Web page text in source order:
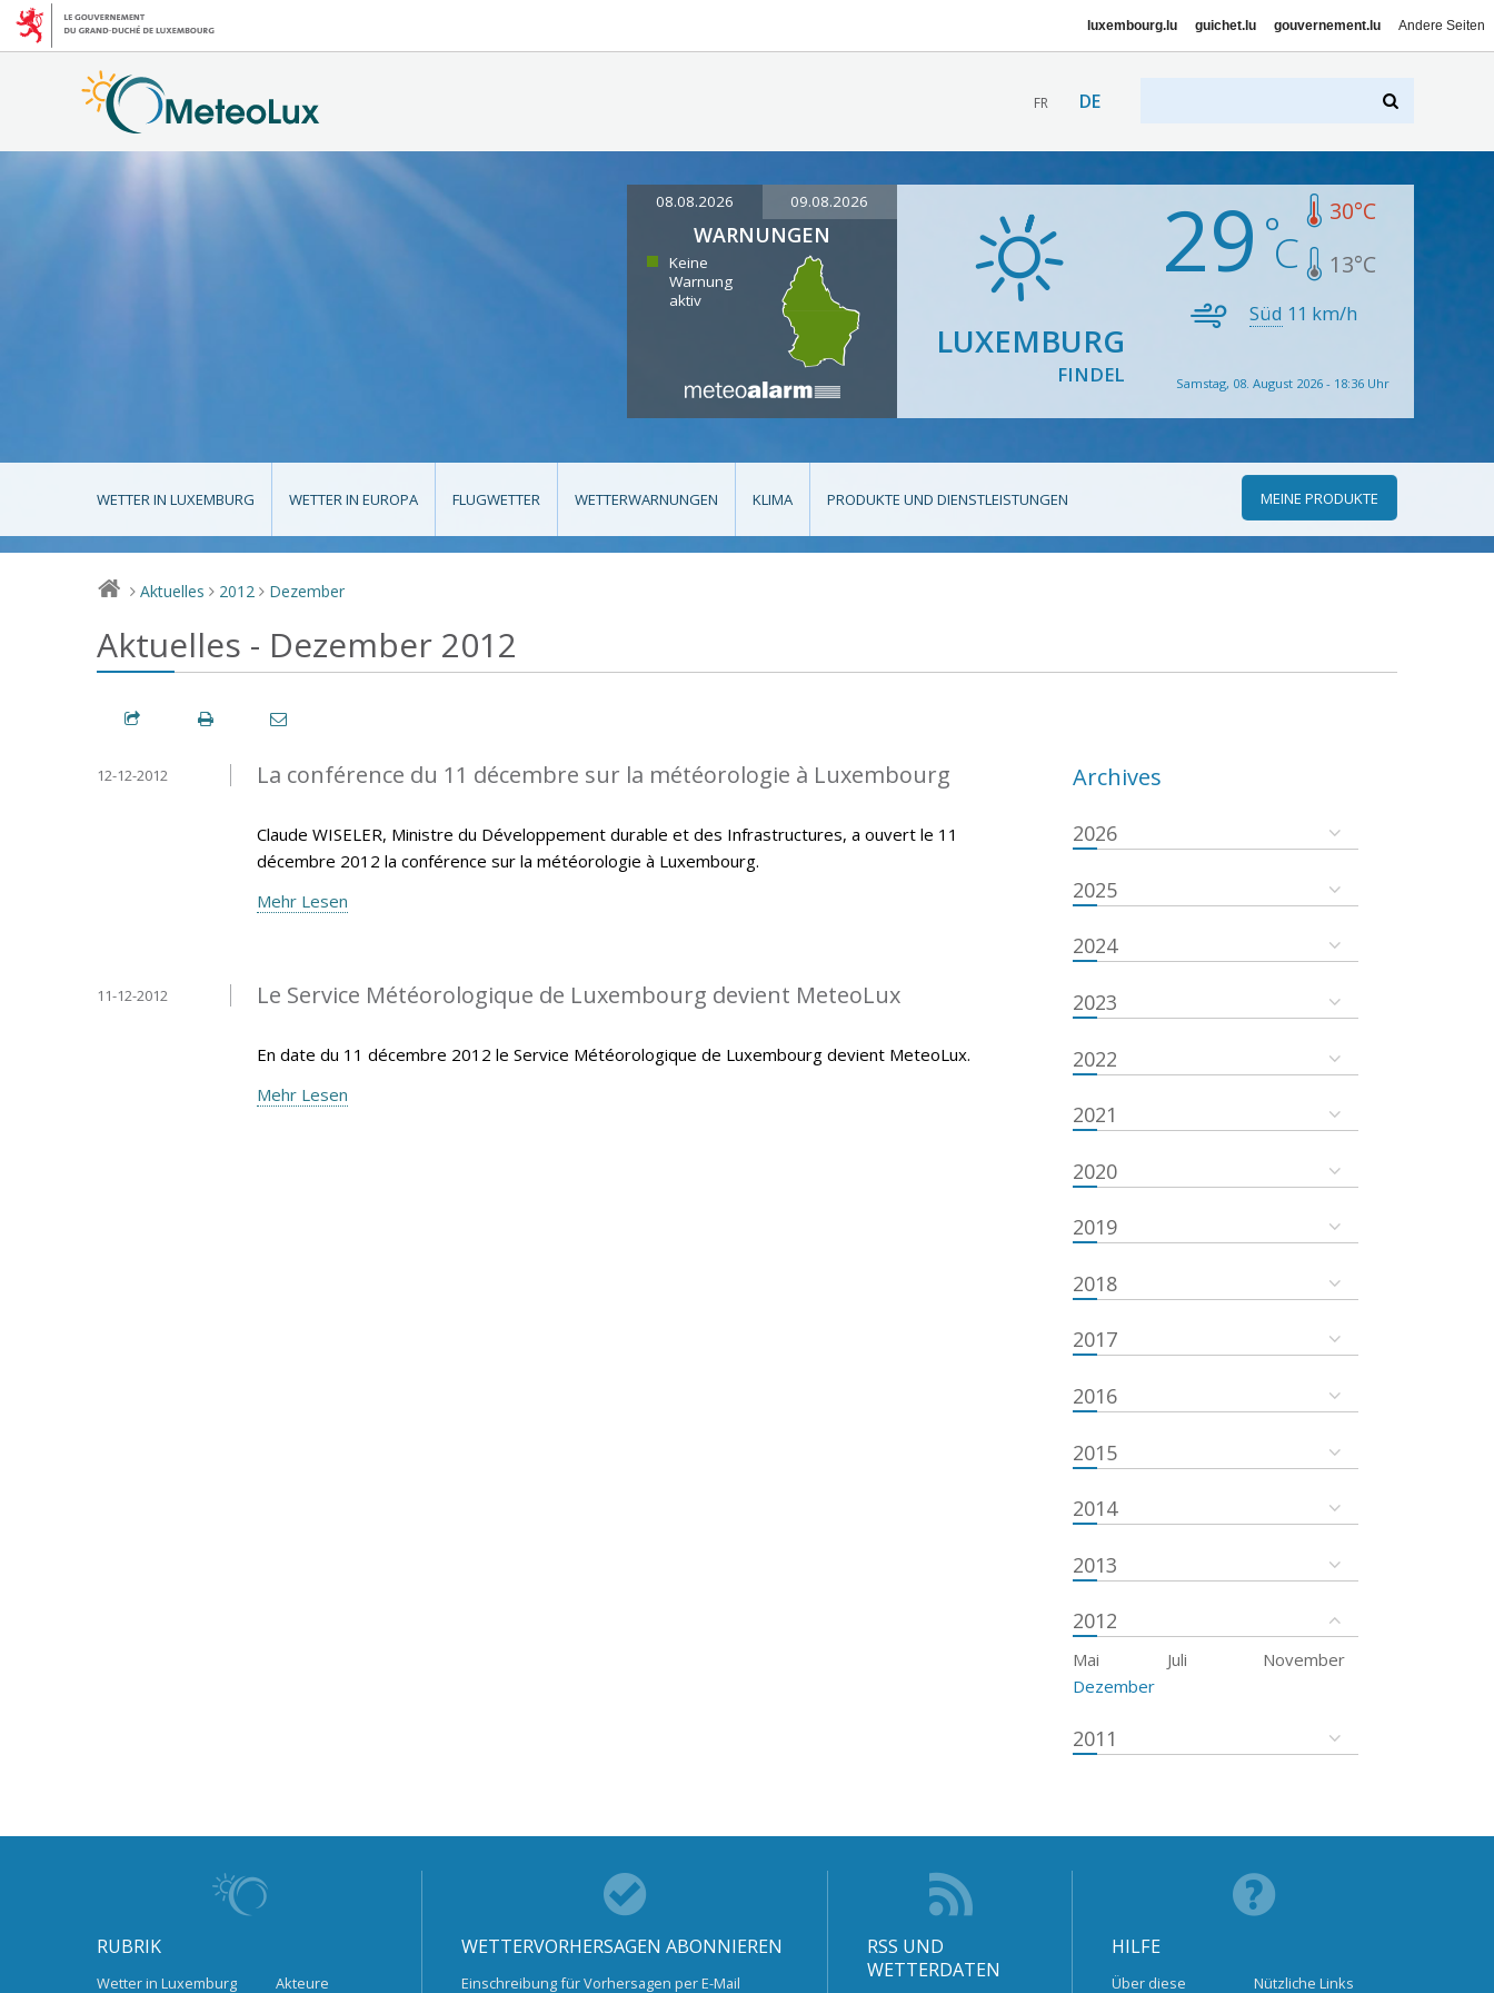
luxembourg.lu guichet.lu gouvernement.lu Andere Seiten
FR DE
08.08.2026 09.08.2026
WARNUNGEN
Keine
Warnung
aktiv
LUXEMBURG
FINDEL
29 30°C
13°C
Süd 11 km/h
Samstag, 08. August 2026 - 18:36 Uhr
WETTER IN LUXEMBURG WETTER IN EUROPA FLUGWETTER WETTERWARNUNGEN KLIMA PRODUKTE UND DIENSTLEISTUNGEN MEINE PRODUKTE
> Aktuelles > 2012 > Dezember
Aktuelles - Dezember 2012
La conférence du 11 décembre sur la météorologie à Luxembourg
12-12-2012
Claude WISELER, Ministre du Développement durable et des Infrastructures, a ouvert le 11
décembre 2012 la conférence sur la météorologie à Luxembourg.
Mehr Lesen
Le Service Météorologique de Luxembourg devient MeteoLux
11-12-2012
En date du 11 décembre 2012 le Service Météorologique de Luxembourg devient MeteoLux.
Mehr Lesen
Archives
2026
2025
2024
2023
2022
2021
2020
2019
2018
2017
2016
2015
2014
2013
2012
Mai Juli
November
Dezember
2011
RUBRIK
Wetter in Luxemburg Akteure
WETTERVORHERSAGEN ABONNIEREN
Einschreibung für Vorhersagen per E-Mail
RSS UND
WETTERDATEN
HILFE
Über diese Nützliche Links